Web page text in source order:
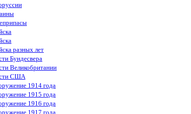
разных лет
Бундесвера
Великобритании
США
1914 года
1915 года
1916 года
1917 года